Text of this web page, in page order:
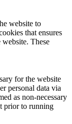
website to
that ensures
These
for the website
personal data via
as non-necessary
prior to running